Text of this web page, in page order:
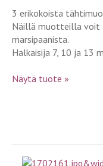
3 erikokoista
Näillä muotteilla voit
marsipaanista.
Halkaisija 7, 10 ja 13
Näytä tuote »